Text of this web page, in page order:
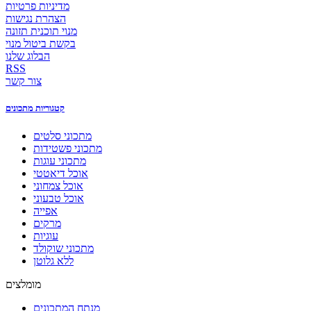
מדיניות פרטיות
הצהרת נגישות
מנוי תוכנית תזונה
בקשת ביטול מנוי
הבלוג שלנו
RSS
צור קשר
קטגוריות מתכונים
מתכוני סלטים
מתכוני פשטידות
מתכוני עוגות
אוכל דיאטטי
אוכל צמחוני
אוכל טבעוני
אפייה
מרקים
עוגיות
מתכוני שוקולד
ללא גלוטן
מומלצים
מנתח המתכונים